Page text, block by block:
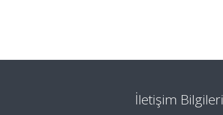
İletişim Bilgileri